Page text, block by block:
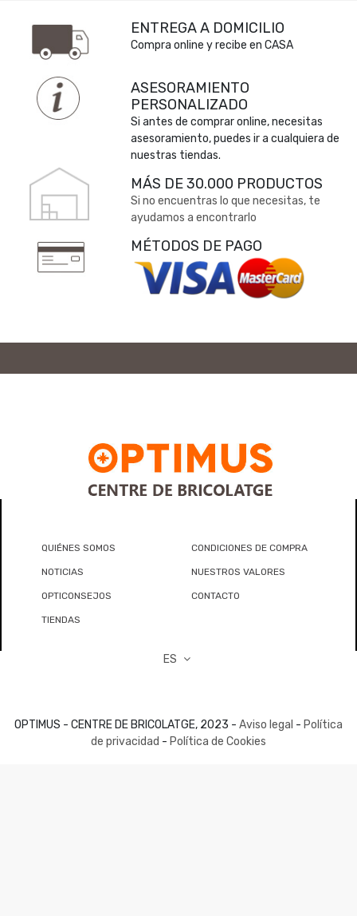
ENTREGA A DOMICILIO
Compra online y recibe en CASA
ASESORAMIENTO
PERSONALIZADO
Si antes de comprar online, necesitas
asesoramiento, puedes ir a cualquiera de
nuestras tiendas.
MÁS DE 30.000 PRODUCTOS
Si no encuentras lo que necesitas, te
ayudamos a encontrarlo
MÉTODOS DE PAGO
QUIÉNES SOMOS CONDICIONES DE COMPRA
NOTICIAS NUESTROS VALORES
OPTICONSEJOS CONTACTO
TIENDAS
ES
OPTIMUS - CENTRE DE BRICOLATGE, 2023 - Aviso legal - Política
de privacidad - Política de Cookies